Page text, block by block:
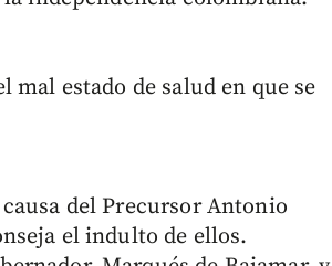
estado de salud en que se
del Precursor Antonio
el indulto de ellos.